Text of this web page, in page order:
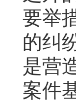
要举
的纠
是营
案件